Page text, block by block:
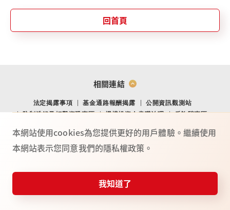
回首頁
相關連結
法定揭露事項 基金通路報酬揭露
公開資訊觀測站
防制洗錢及打擊資恐專區
機構投資人盡職治理
反詐騙專區
台新證券服務專線：02-4050-9799．02-2708-3972．0800-088-148
115年金管證總字第 0025號
本網站使用cookies為您提供更好的用戶體驗。繼續使用
本網站表示您同意我們的隱私權政策。
我知道了